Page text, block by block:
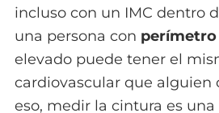
incluso con un IMC dentro
una persona con
elevado puede tener el
cardiovascular que alguien
eso, medir la cintura es